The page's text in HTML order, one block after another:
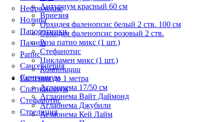
Нефролепис
Нолина
Папоротники
Пахира
Рапис
Сансевиерия
Сингониум
Спатифиллум
Стефанотис
Стрелиция
Антуриум красный 60 см
Вриезия
Орхидея фаленопсис белый 2 ств. 100 см
Орхидея фаленопсис розовый 2 ств.
Роза патио микс (1 шт.)
Стефанотис
Цикламен микс (1 шт.)
Композиции
Растения до 1 метра
Аглаонема 17/50 см
Аглаонема Вайт Даймонд
Аглаонема Джубили
Аглаонема Кей Лайм